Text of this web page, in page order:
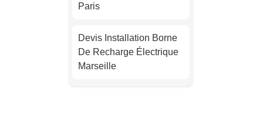
Paris
Devis Installation Borne
De Recharge Électrique
Marseille